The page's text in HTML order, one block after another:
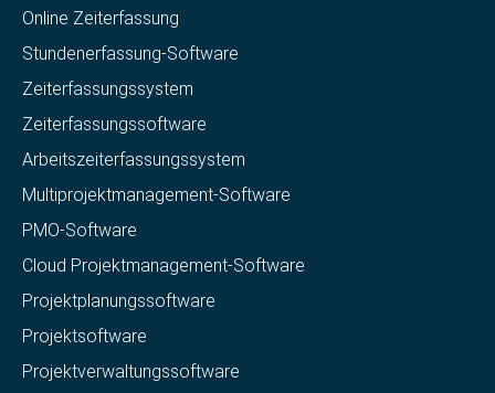
Online Zeiterfassung
Stundenerfassung-Software
Zeiterfassungssystem
Zeiterfassungssoftware
Arbeitszeiterfassungssystem
Multiprojektmanagement-Software
PMO-Software
Cloud Projektmanagement-Software
Projektplanungssoftware
Projektsoftware
Projektverwaltungssoftware